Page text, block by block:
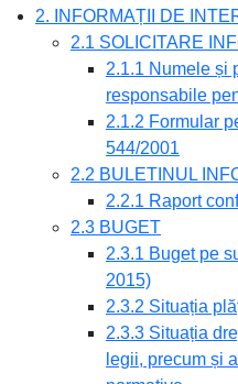
2. INFORMAȚII DE
2.1 SOLICITARE
2.1.1 Numele și
responsabile
2.1.2 Formular
544/2001
2.2 BULETINUL
2.2.1 Raport
2.3 BUGET
2.3.1 Buget pe
2015)
2.3.2 Situația
2.3.3 Situația
legii, precum și